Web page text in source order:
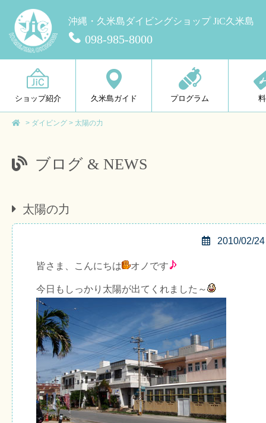
沖縄・久米島ダイビングショップ JiC久米島
098-985-8000
ショップ紹介 久米島ガイド プログラム
> ダイビング > 太陽の力
ブログ & NEWS
太陽の力
2010/02/24
皆さま、こんにちは オノです
今日もしっかり太陽が出てくれました～